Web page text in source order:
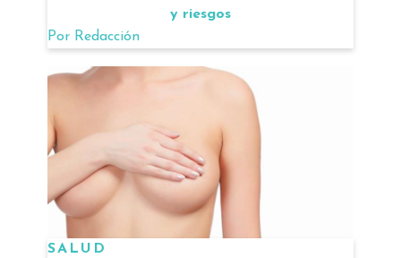
y riesgos
Por Redacción
SALUD